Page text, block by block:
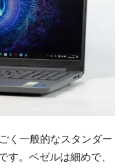
く一般的なスタンダー
す。ベゼルは細めで、